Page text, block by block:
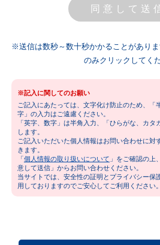
※送信は数秒～数十秒かかることがあり
のみクリックしてくだ
※記入に関してのお願い
ご記入にあたっては、文字化け防止のため、「
字」の入力はご遠慮ください。
「英字、数字」は半角入力、「ひらがな、カ
します。
ご記入いただいた個人情報はお問い合わせに対
きます。
「個人情報の取り扱いについて 」をご確認の上
意して送信」からお問い合わせください。
当サイトでは、安全性の証明とプライバシー保
用しておりますのでご安心してご利用ください。